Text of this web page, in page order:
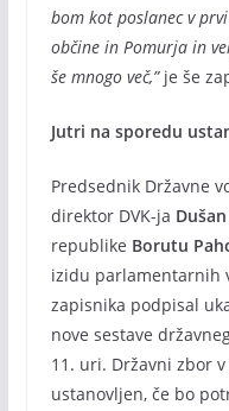
bom kot poslanec v
občine in Pomurja in
še mnogo več,”je še
Jutri na sporedu
Predsednik Državne
direktor DVK-ja
republike Borutu
izidu parlamentarnih
zapisnika podpisal
nove sestave
11. uri. Državni zbor
ustanovljen, če bo